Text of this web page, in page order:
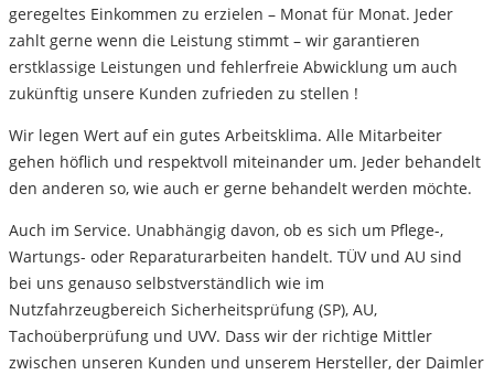
geregeltes Einkommen zu erzielen – Monat für Monat. Jeder
zahlt gerne wenn die Leistung stimmt – wir garantieren
erstklassige Leistungen und fehlerfreie Abwicklung um auch
zukünftig unsere Kunden zufrieden zu stellen !
Wir legen Wert auf ein gutes Arbeitsklima. Alle Mitarbeiter
gehen höflich und respektvoll miteinander um. Jeder behandelt
den anderen so, wie auch er gerne behandelt werden möchte.
Auch im Service. Unabhängig davon, ob es sich um Pflege-,
Wartungs- oder Reparaturarbeiten handelt. TÜV und AU sind
bei uns genauso selbstverständlich wie im
Nutzfahrzeugbereich Sicherheitsprüfung (SP), AU,
Tachoüberprüfung und UVV. Dass wir der richtige Mittler
zwischen unseren Kunden und unserem Hersteller, der Daimler